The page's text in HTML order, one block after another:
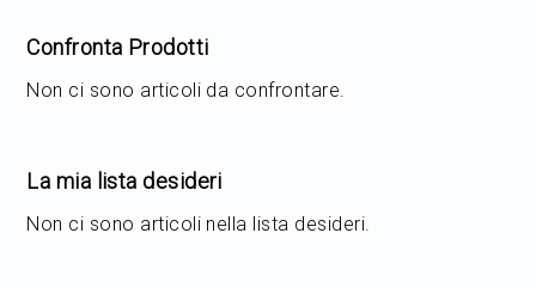
Confronta Prodotti
Non ci sono articoli da confrontare.
La mia lista desideri
Non ci sono articoli nella lista desideri.